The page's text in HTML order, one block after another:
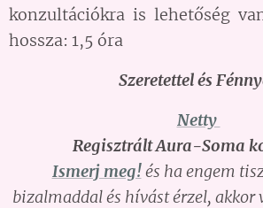
konzultációkra is lehetőség
hossza: 1,5 óra
Szeretettel és
Netty
Regisztrált Aura-Soma
Ismerj meg!és ha engem
bizalmaddal és hívást érzel, akkor